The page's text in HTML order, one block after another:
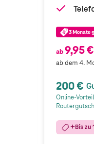
3 Monate
ab9,95 €
ab dem 4.
200 €
Online-Vorteil
Bis zu